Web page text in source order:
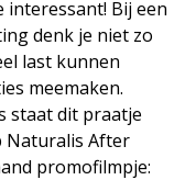
interessant! Bij een
denk je niet zo
last kunnen
meemaken.
staat dit praatje
Naturalis After
promofilmpje: